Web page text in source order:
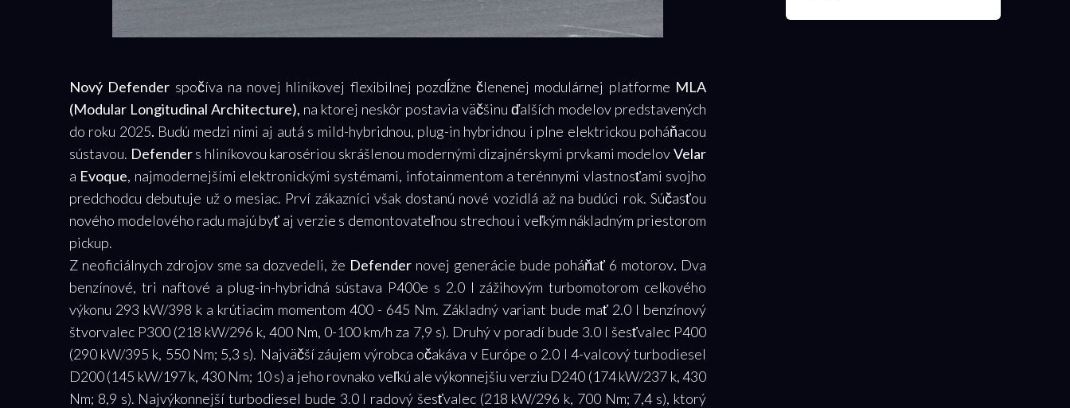
Nový Defender spočíva na novej hliníkovej flexibilnej pozdĺžne členenej modulárnej platforme MLA
(Modular Longitudinal Architecture), na ktorej neskôr postavia väčšinu ďalších modelov predstavených
do roku 2025. Budú medzi nimi aj autá s mild-hybridnou, plug-in hybridnou i plne elektrickou poháňacou
sústavou. Defenders hliníkovou karosériou skrášlenou modernými dizajnérskymi prvkami modelovVelar
a Evoque, najmodernejšími elektronickými systémami, infotainmentom a terénnymi vlastnosťami svojho
predchodcu debutuje už o mesiac. Prví zákazníci však dostanú nové vozidlá až na budúci rok. Súčasťou
nového modelového radu majú byť aj verzie s demontovateľnou strechou i veľkým nákladným priestorom
pickup.
Z neoficiálnych zdrojov sme sa dozvedeli, že Defender novej generácie bude poháňať 6 motorov. Dva
benzínové, tri naftové a plug-in-hybridná sústava P400e s 2.0 l zážihovým turbomotorom celkového
výkonu 293 kW/398 k a krútiacim momentom 400 - 645 Nm. Základný variant bude mať 2.0 l benzínový
štvorvalec P300 (218 kW/296 k, 400 Nm, 0-100 km/h za 7,9 s). Druhý v poradí bude 3.0 l šesťvalec P400
(290 kW/395 k, 550 Nm; 5,3 s). Najväčší záujem výrobca očakáva v Európe o 2.0 l 4-valcový turbodiesel
D200 (145 kW/197 k, 430 Nm; 10 s) a jeho rovnako veľkú ale výkonnejšiu verziu D240 (174 kW/237 k, 430
Nm; 8,9 s). Najvýkonnejší turbodiesel bude 3.0 l radový šesťvalec (218 kW/296 k, 700 Nm; 7,4 s), ktorý